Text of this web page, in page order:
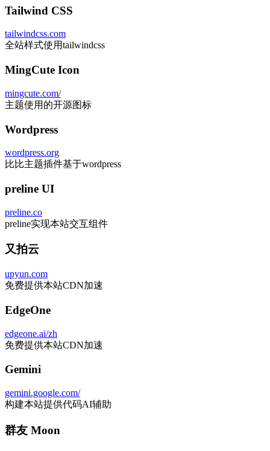
Tailwind CSS
tailwindcss.com
全站样式使用tailwindcss
MingCute Icon
mingcute.com/
主题使用的开源图标
Wordpress
wordpress.org
比比主题插件基于wordpress
preline UI
preline.co
preline实现本站交互组件
又拍云
upyun.com
免费提供本站CDN加速
EdgeOne
edgeone.ai/zh
免费提供本站CDN加速
Gemini
gemini.google.com/
构建本站提供代码AI辅助
群友 Moon